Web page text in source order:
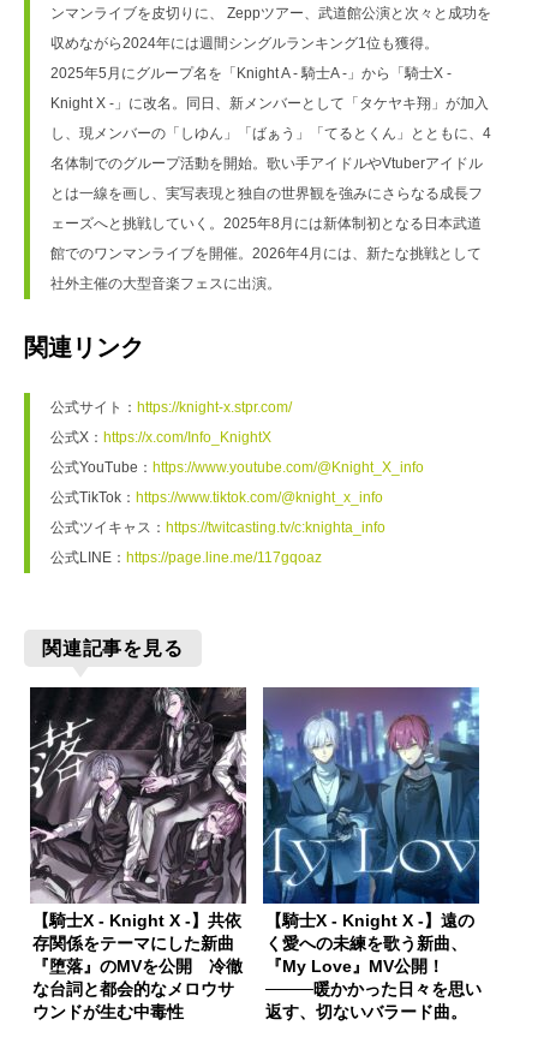
ンマンライブを皮切りに、 Zeppツアー、武道館公演と次々と成功を
収めながら2024年には週間シングルランキング1位も獲得。
2025年5月にグループ名を「Knight A - 騎士A -」から「騎士X -
Knight X -」に改名。同日、新メンバーとして「タケヤキ翔」が加入
し、現メンバーの「しゆん」「ばぁう」「てるとくん」とともに、4
名体制でのグループ活動を開始。歌い手アイドルやVtuberアイドル
とは一線を画し、実写表現と独自の世界観を強みにさらなる成長フ
ェーズへと挑戦していく。2025年8月には新体制初となる日本武道
館でのワンマンライブを開催。2026年4月には、新たな挑戦として
社外主催の大型音楽フェスに出演。
関連リンク
公式サイト： https://knight-x.stpr.com/
公式X： https://x.com/Info_KnightX
公式YouTube： https://www.youtube.com/@Knight_X_info
公式TikTok： https://www.tiktok.com/@knight_x_info
公式ツイキャス： https://twitcasting.tv/c:knighta_info
公式LINE： https://page.line.me/117gqoaz
関連記事を見る
【騎士X - Knight X -】共依
存関係をテーマにした新曲
『堕落』のMVを公開 冷徹
な台詞と都会的なメロウサ
ウンドが生む中毒性
【騎士X - Knight X -】遠の
く愛への未練を歌う新曲、
『My Love』MV公開！
────暖かかった日々を思い
返す、切ないバラード曲。